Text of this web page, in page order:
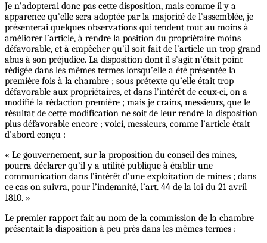
Je n’adopterai donc pas cette disposition, mais comme il y a
apparence qu’elle sera adoptée par la majorité de l’assemblée, je
présenterai quelques observations qui tendent tout au moins à
améliorer l’article, à rendre la position du propriétaire moins
défavorable, et à empêcher qu’il soit fait de l’article un trop grand
abus à son préjudice. La disposition dont il s’agit n’était point
rédigée dans les mêmes termes lorsqu’elle a été présentée la
première fois à la chambre ; sous prétexte qu’elle était trop
défavorable aux propriétaires, et dans l’intérêt de ceux-ci, on a
modifié la rédaction première ; mais je crains, messieurs, que le
résultat de cette modification ne soit de leur rendre la disposition
plus défavorable encore ; voici, messieurs, comme l’article était
d’abord conçu :
« Le gouvernement, sur la proposition du conseil des mines,
pourra déclarer qu’il y a utilité publique à établir une
communication dans l’intérêt d’une exploitation de mines ; dans
ce cas on suivra, pour l’indemnité, l’art. 44 de la loi du 21 avril
1810. »
Le premier rapport fait au nom de la commission de la chambre
présentait la disposition à peu près dans les mêmes termes :